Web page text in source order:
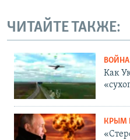
ЧИТАЙТЕ ТАКЖЕ:
Как
КРЫМ